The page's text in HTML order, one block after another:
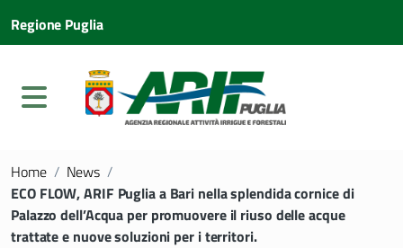
Regione Puglia
Home / News /
ECO FLOW, ARIF Puglia a Bari nella splendida cornice di
Palazzo dell’Acqua per promuovere il riuso delle acque
trattate e nuove soluzioni per i territori.